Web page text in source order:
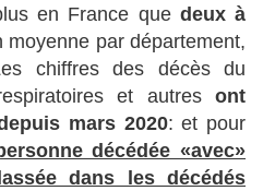
en France que deux à
moyenne par département,
chiffres des décès du
et autres ont
mars 2020: et pour
décédée «avec»
dans les décédés